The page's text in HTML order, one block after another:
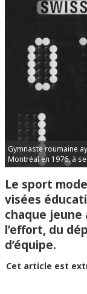
Gymnaste roumaine
Montréal en 1976, à
Le sport
visées
chaque jeune
l’effort, du
d’équipe.
Cet article est